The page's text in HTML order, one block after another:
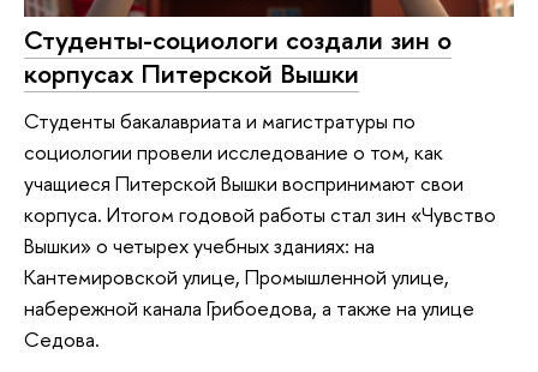
Студенты-социологи создали зин о
корпусах Питерской Вышки
Студенты бакалавриата и магистратуры по
социологии провели исследование о том, как
учащиеся Питерской Вышки воспринимают свои
корпуса. Итогом годовой работы стал зин «Чувство
Вышки» о четырех учебных зданиях: на
Кантемировской улице, Промышленной улице,
набережной канала Грибоедова, а также на улице
Седова.